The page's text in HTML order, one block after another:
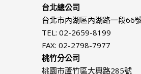
台北總公司
台北市內湖區內湖路一段66
TEL: 02-2659-8199
FAX: 02-2798-7977
桃竹分公司
桃園市蘆竹區大興路285號